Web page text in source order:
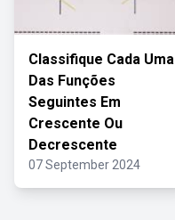
Classifique Cada Uma
Das Funções
Seguintes Em
Crescente Ou
Decrescente
07 September 2024